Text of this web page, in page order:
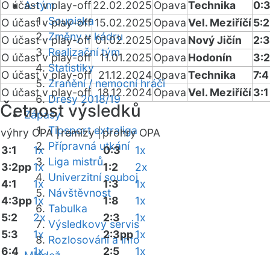
A-tým
Soupiska
Změny v kádru
Realizační tým
Statistiky
Zranění / nemocní hráči
Dresy 2018/19
Zápasy
Tipsport extraliga
Přípravná utkání
Liga mistrů
Univerzitní souboj
Návštěvnost
Tabulka
Výsledkový servis
Rozlosování a info
O účast v play-off22.02.2025 OpavaTechnika
0:3
O účast v play-off 15.02.2025 OpavaVel. Meziříčí5:2
O účast v play-off 01.02.2025 Opava Nový Jičín
O účast v play-off
11.01.2025 Opava Hodonín
O účast v play-off
21.12.2024OpavaTechnika
7:4
O účast v play-off 18.12.2024OpavaVel. Meziříčí3:1
Četnost výsledků
výhry OPA |remízy |prohry OPA
3:1
1x
3:2pp1x
4:1
1x
4:3pp1x
5:2
2x
5:3
1x
6:4
1x
0:3
1x
1:2
2x
1:3
1x
1:8
1x
2:3
1x
2:3pp1x
2:5
1x